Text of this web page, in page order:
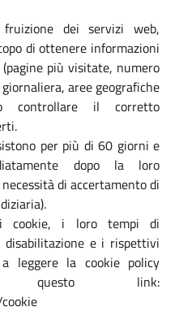
dei servizi web,
di ottenere informazioni
più visitate, numero
aree geografiche
controllare il corretto
per più di 60 giorni e
dopo la loro
di accertamento di
cookie, i loro tempi di
disabilitazione e i rispettivi
leggere la cookie policy
questo link: